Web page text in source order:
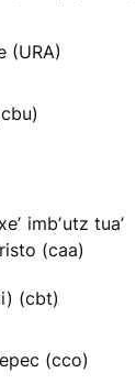
(URA)
imbʼutz tuaʼ
(caa)
(cbt)
(cco)